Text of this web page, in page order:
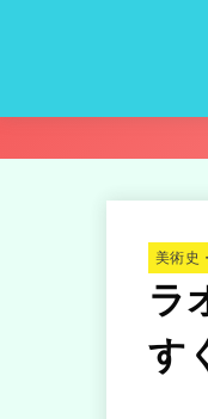
美術史
ラ
す